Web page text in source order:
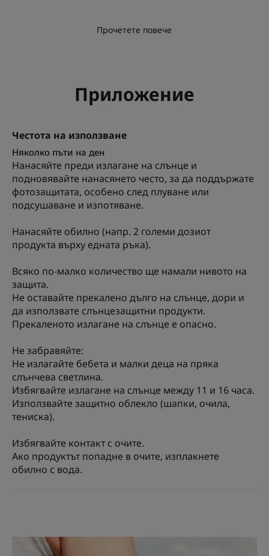
Прочетете повече
Приложение
Честота на използване
Няколко пъти на ден
Нанасяйте преди излагане на слънце и
подновявайте нанасянето често, за да поддържате
фотозащитата, особено след плуване или
подсушаване и изпотяване.
Нанасяйте обилно (напр. 2 големи дозиот
продукта върху едната ръка).
Всяко по-малко количество ще намали нивото на
защита.
Не оставайте прекалено дълго на слънце, дори и
да използвате слънцезащитни продукти.
Прекаленото излагане на слънце е опасно.
Не забравяйте:
Не излагайте бебета и малки деца на пряка
слънчева светлина.
Избягвайте излагане на слънце между 11 и 16 часа.
Използвайте защитно облекло (шапки, очила,
тениска).
Избягвайте контакт с очите.
Ако продуктът попадне в очите, изплакнете
обилно с вода.